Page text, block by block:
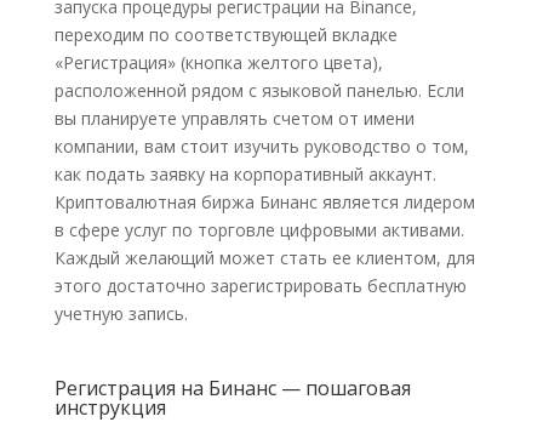
запуска процедуры регистрации на Binance,
переходим по соответствующей вкладке
«Регистрация» (кнопка желтого цвета),
расположенной рядом с языковой панелью. Если
вы планируете управлять счетом от имени
компании, вам стоит изучить руководство о том,
как подать заявку на корпоративный аккаунт.
Криптовалютная биржа Бинанс является лидером
в сфере услуг по торговле цифровыми активами.
Каждый желающий может стать ее клиентом, для
этого достаточно зарегистрировать бесплатную
учетную запись.
Регистрация на Бинанс — пошаговая
инструкция